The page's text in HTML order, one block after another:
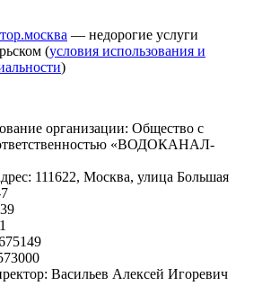
— недорогие услуги
(условия использования и
)
организации: Общество с
«ВОДОКАНАЛ-
111622, Москва, улица Большая
Васильев Алексей Игоревич